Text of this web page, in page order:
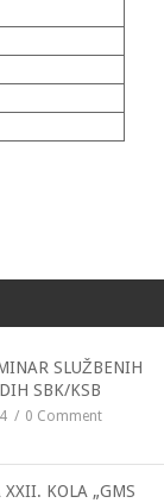
SLUŽBENIH
SBK/KSB
0 Comment
KOLA „GMS